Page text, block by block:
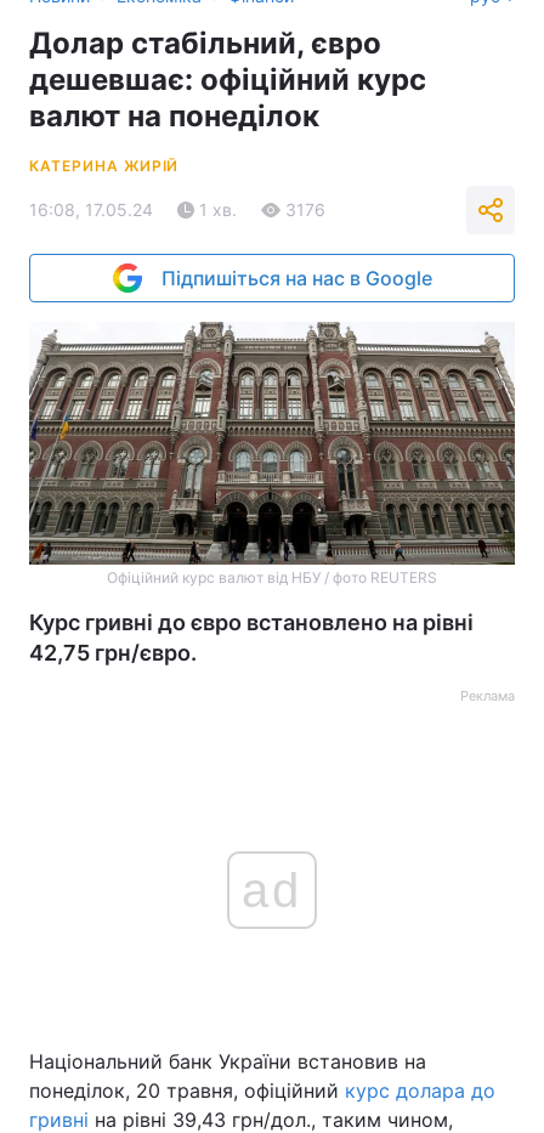
Долар стабільний, євро
дешевшає: офіційний курс
валют на понеділок
КАТЕРИНА ЖИРІЙ
16:08, 17.05.24 1 хв. 3176
Підпишіться на нас в Google
Офіційний курс валют від НБУ / фото REUTERS
Курс гривні до євро встановлено на рівні
42,75 грн/євро.
Реклама
ad
Національний банк України встановив на
понеділок, 20 травня, офіційний курс долара до
гривні на рівні 39,43 грн/дол., таким чином,